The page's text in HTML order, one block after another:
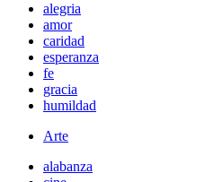
alegria
amor
caridad
esperanza
fe
gracia
humildad
Arte
alabanza